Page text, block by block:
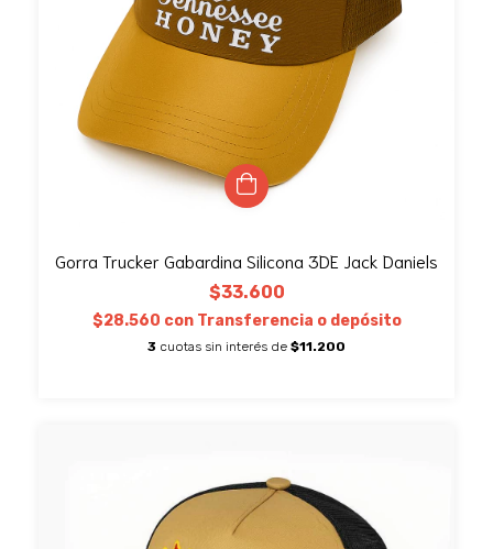
Gorra Trucker Gabardina Silicona 3DE Jack Daniels
$33.600
$28.560 con Transferencia o depósito
3 cuotas sin interés de $11.200